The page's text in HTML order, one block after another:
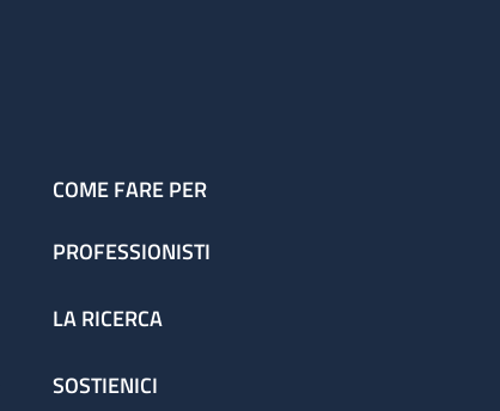
COME FARE PER
PROFESSIONISTI
LA RICERCA
SOSTIENICI